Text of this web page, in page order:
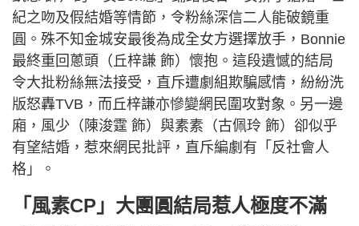
紀之吻及假結婚等情節，令粉絲深信二人能破鏡重
圓。殊不知金城安最後為成全女方選擇放手，Bonnie
最終重回蔥頭（丘梓謙 飾）懷抱。這段遺憾的結局
令大批粉絲無法接受，直斥遭劇組欺騙感情，紛紛洗
版怒轟TVB，而丘梓謙亦慘變網民圍攻對象。另一邊
廂，風少（陳浚霆 飾）與素素（古佩玲 飾）卻似乎
有望結婚，惹來網民批評，直斥編劇有「反社會人
格」。
「風素CP」大團圓結局惹人極度不滿